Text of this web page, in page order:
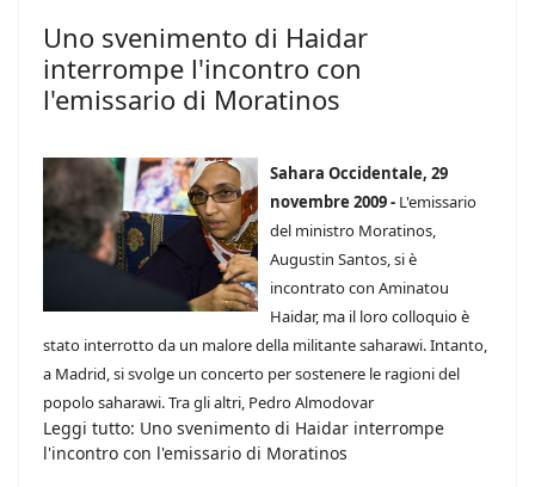
Uno svenimento di Haidar
interrompe l'incontro con
l'emissario di Moratinos
Sahara Occidentale, 29
novembre 2009 - L'emissario
del ministro Moratinos,
Augustin Santos, si è
incontrato con Aminatou
Haidar, ma il loro colloquio è
stato interrotto da un malore della militante saharawi. Intanto,
a Madrid, si svolge un concerto per sostenere le ragioni del
popolo saharawi. Tra gli altri, Pedro Almodovar
Leggi tutto: Uno svenimento di Haidar interrompe
l'incontro con l'emissario di Moratinos